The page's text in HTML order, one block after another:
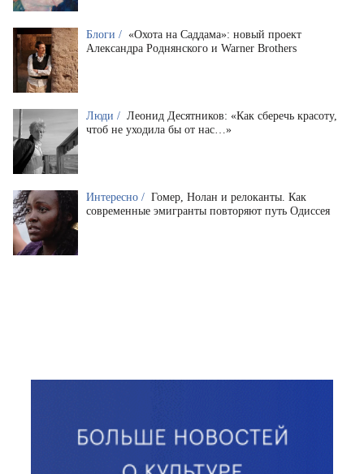
Блоги / «Охота на Саддама»: новый проект
Александра Роднянского и Warner Brothers
Люди / Леонид Десятников: «Как сберечь красоту,
чтоб не уходила бы от нас…»
Интересно / Гомер, Нолан и релоканты. Как
современные эмигранты повторяют путь Одиссея